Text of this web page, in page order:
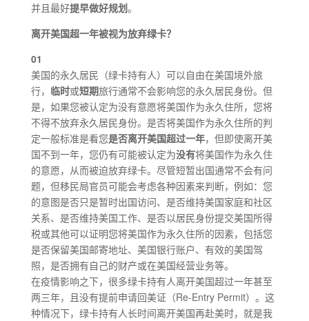
并且最好提早做好规划。
离开美国超一年被视为放弃绿卡？
01
美国的永久居民（绿卡持有人）可以自由在美国境外旅
行， 临时或短期旅行通常不会影响您的永久居民身份。但
是，如果您被认定为没有意愿将美国作为永久住所，您将
不得不放弃永久居民身份。是否将美国作为永久住所的判
定一般标准是看您是否离开美国超过一年，但即使离开美
国不到一年，您仍有可能被认定为没有将美国作为永久住
的意愿，从而被迫放弃绿卡。尽管短暂出国通常不会有问
题，但移民局官员可能会考虑各种因素来判断，例如：您
的意图是否只是暂时出国访问、是否维持美国家庭和社区
关系、是否维持美国工作、是否以居民身份提交美国所得
税或其他可以证明您将美国作为永久住所的因素，包括您
是否保留美国邮寄地址、美国银行账户、有效的美国驾
照，是否拥有自己的财产或在美国经营业务等。
在疫情影响之下，很多绿卡持有人离开美国超过一年甚至
两三年，且没有提前申请回美证（Re-Entry Permit）。这
种情况下，绿卡持有人长时间离开美国再赴美时，就是我